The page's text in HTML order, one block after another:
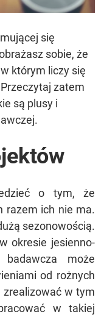
się
sobie, że
którym liczy się
zatem
są plusy i
o tym, że
razem ich nie ma.
sezonowością.
okresie jesienno-
może
od rożnych
zrealizować w tym
w takiej